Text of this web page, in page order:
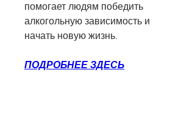
помогает людям победить
алкогольную зависимость и
начать новую жизнь.
ПОДРОБНЕЕ ЗДЕСЬ